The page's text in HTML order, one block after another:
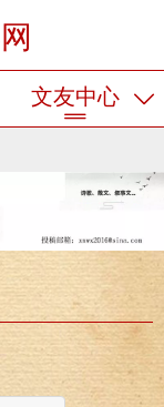
文友中心